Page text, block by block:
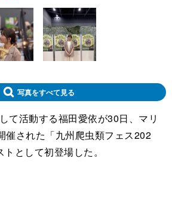
写真をすべて見る
て活動する福田愛依が30日、マリ
催された「九州爬虫類フェス202
として初登場した。